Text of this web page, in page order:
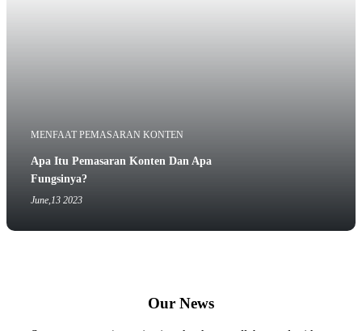
MENFAAT PEMASARAN KONTEN
Apa Itu Pemasaran Konten Dan Apa
Fungsinya?
June,13 2023
Our News